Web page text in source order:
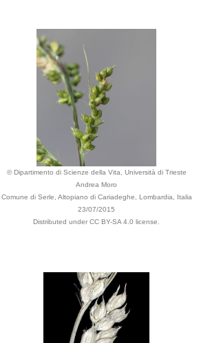
© Dipartimento di Scienze della Vita, Università di Trieste
Andrea Moro
Comune di Serle, Altopiano di Cariadeghe, Lombardia, Italia
23/07/2015
Distributed under CC BY-SA 4.0 license.